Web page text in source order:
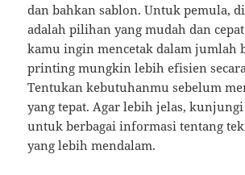
dan bahkan sablon. Untuk pemula,
adalah pilihan yang mudah dan
kamu ingin mencetak dalam jumlah
printing mungkin lebih efisien
Tentukan kebutuhanmu sebelum
yang tepat. Agar lebih jelas,
untuk berbagai informasi tentang
yang lebih mendalam.